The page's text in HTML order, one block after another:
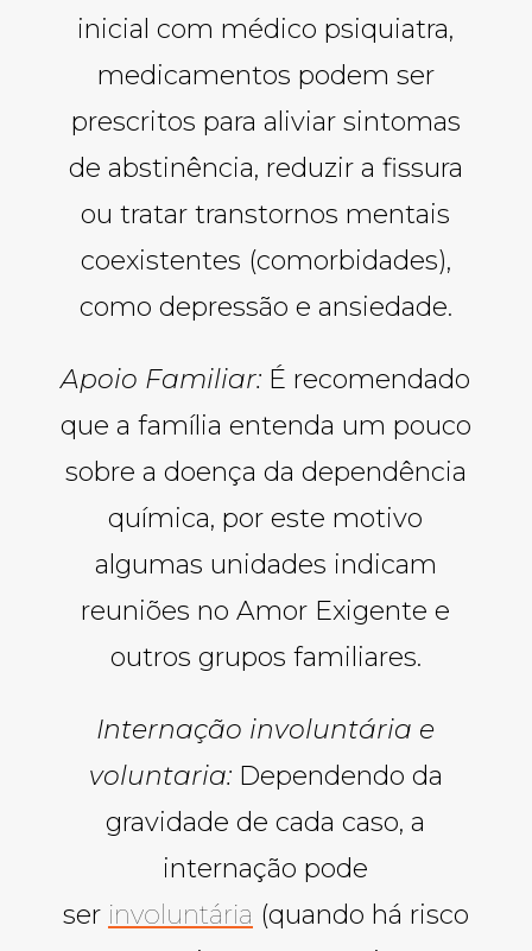
inicial com médico psiquiatra,
medicamentos podem ser
prescritos para aliviar sintomas
de abstinência, reduzir a fissura
ou tratar transtornos mentais
coexistentes (comorbidades),
como depressão e ansiedade.
Apoio Familiar: É recomendado
que a família entenda um pouco
sobre a doença da dependência
química, por este motivo
algumas unidades indicam
reuniões no Amor Exigente e
outros grupos familiares.
Internação involuntária e
voluntaria:Dependendo da
gravidade de cada caso, a
internação pode
ser involuntária (quando há risco